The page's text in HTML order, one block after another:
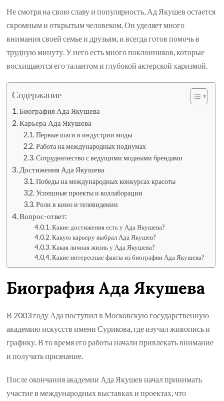
Не смотря на свою славу и популярность, Ад Якушев остается
скромным и открытым человеком. Он уделяет много
внимания своей семье и друзьям, и всегда готов помочь в
трудную минуту. У него есть много поклонников, которые
восхищаются его талантом и глубокой актерской харизмой.
Содержание
Биография Ада Якушева
Карьера Ада Якушева
Первые шаги в индустрии моды
Работа на международных подиумах
Сотрудничество с ведущими модными брендами
Достижения Ада Якушева
Победы на международных конкурсах красоты
Успешные проекты и коллаборации
Роли в кино и телевидении
Вопрос-ответ:
Какие достижения есть у Ада Якушева?
Какую карьеру выбрал Ада Якушев?
Какая личная жизнь у Ада Якушева?
Какие интересные факты из биографии Ада Якушева?
Биография Ада Якушева
В 2003 году Ада поступил в Московскую государственную
академию искусств имени Сурикова, где изучал живопись и
графику. В то время его работы начали привлекать внимание
и получать признание.
После окончания академии Ада Якушев начал принимать
участие в международных выставках и проектах, что